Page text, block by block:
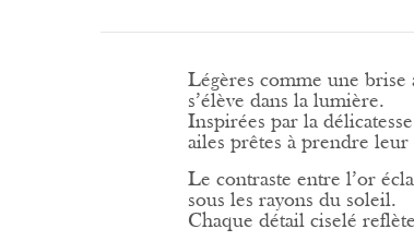
Légères comme une
s’élève dans la lumière.
Inspirées par la
ailes prêtes à prendre leur
Le contraste entre l’or
sous les rayons du soleil.
Chaque détail ciselé